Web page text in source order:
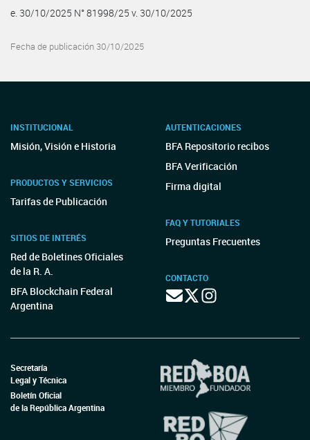
e. 30/10/2025 N° 81998/25 v. 30/10/2025
Fecha de publicación 30/10/2025
INSTITUCIONAL
Misión, Visión e Historia
PRODUCTOS Y SERVICIOS
Tarifas de Publicación
SITIOS DE INTERÉS
Red de Boletines Oficiales
de la R. A.
BFA Blockchain Federal
Argentina
AUTENTICACIONES
BFA Repositorio recibos
BFA Verificación
Firma digital
FAQ Y TUTORIALES
Preguntas Frecuentes
CONTACTO
Secretaría
Legal y Técnica
Boletín Oficial
de la República Argentina